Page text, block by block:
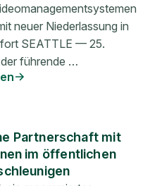
neuer Niederlassung in
SEATTLE — 25.
führende …
Partnerschaft mit
im öffentlichen